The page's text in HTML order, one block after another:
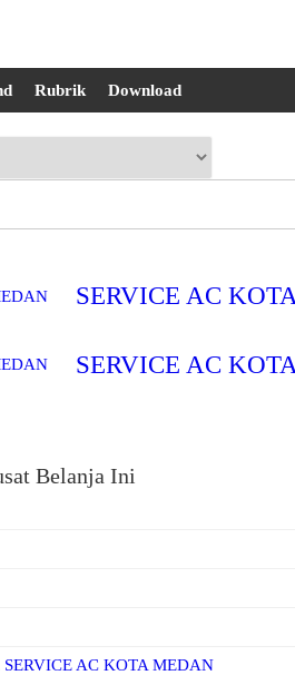
Rubrik
Download
SERVICE AC
SERVICE AC
Belanja Ini
SERVICE AC KOTA MEDAN